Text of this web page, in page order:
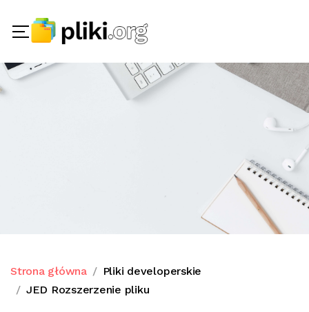
Strona główna
Pliki developerskie
JED Rozszerzenie pliku